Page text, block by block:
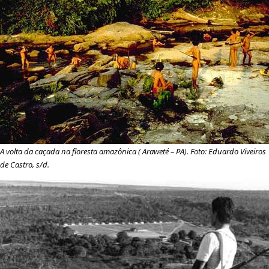
A volta da caçada na floresta amazônica (Araweté– PA). Foto: Eduardo Viveiros
de Castro, s/d.